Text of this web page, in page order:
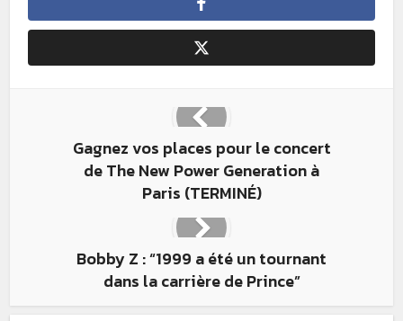
Gagnez vos places pour le concert
de The New Power Generation à
Paris (TERMINÉ)
Bobby Z : “1999 a été un tournant
dans la carrière de Prince”